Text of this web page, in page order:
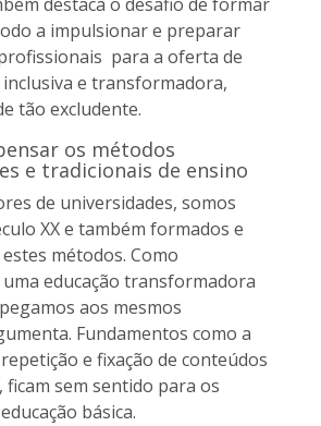
a impulsionar e preparar
para a oferta de
inclusiva e transformadora,
tão excludente.
os métodos
e tradicionais de ensino
de universidades, somos
XX e também formados e
métodos. Como
educação transformadora
aos mesmos
Fundamentos como a
e fixação de conteúdos
sem sentido para os
básica.